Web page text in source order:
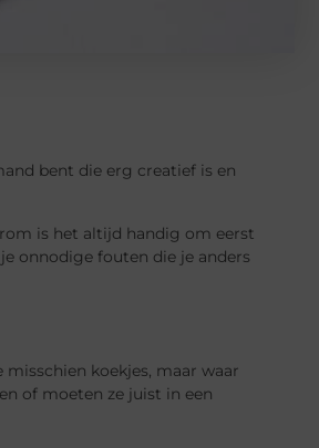
bent die erg creatief is en
is het altijd handig om eerst
onnodige fouten die je anders
koekjes, maar waar
of moeten ze juist in een